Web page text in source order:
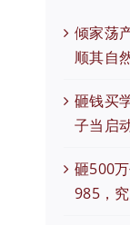
倾家荡
顺其自
砸钱买
子当启
砸500
985，